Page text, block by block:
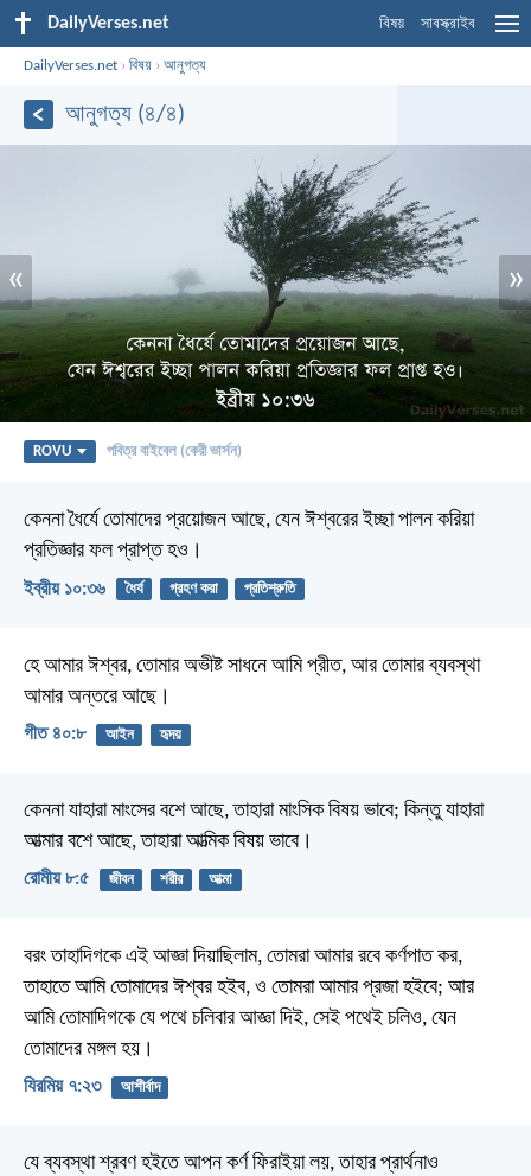
DailyVerses.net বিষয় সাবস্ক্রাইব
DailyVerses.net ›বিষয় ›আনুগত্য
আনুগত্য (৪/৪)
« »
ROVU পবিত্র বাইবেল (কেরী ভার্সন)
কেননা ধৈর্যে তোমাদের প্রয়োজন আছে, যেন ঈশ্বরের ইচ্ছা পালন করিয়া
প্রতিজ্ঞার ফল প্রাপ্ত হও।
ইব্রীয় ১০:৩৬ ধৈর্য গ্রহণ করা প্রতিশ্রুতি
হে আমার ঈশ্বর, তোমার অভীষ্ট সাধনে আমি প্রীত, আর তোমার ব্যবস্থা
আমার অন্তরে আছে।
গীত ৪০:৮ আইন হৃদয়
কেননা যাহারা মাংসের বশে আছে, তাহারা মাংসিক বিষয় ভাবে; কিন্তু যাহারা
আত্মার বশে আছে, তাহারা আত্মিক বিষয় ভাবে।
রোমীয় ৮:৫ জীবন শরীর আত্মা
বরং তাহাদিগকে এই আজ্ঞা দিয়াছিলাম, তোমরা আমার রবে কর্ণপাত কর,
তাহাতে আমি তোমাদের ঈশ্বর হইব, ও তোমরা আমার প্রজা হইবে; আর
আমি তোমাদিগকে যে পথে চলিবার আজ্ঞা দিই, সেই পথেই চলিও, যেন
তোমাদের মঙ্গল হয়।
যিরমিয় ৭:২৩ আশীর্বাদ
যে ব্যবস্থা শ্রবণ হইতে আপন কর্ণ ফিরাইয়া লয়,তাহার প্রার্থনাও